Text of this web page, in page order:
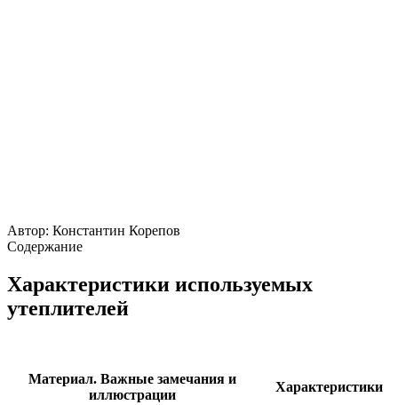
Автор: Константин Корепов
Содержание
Характеристики используемых
утеплителей
Материал. Важные замечания и
иллюстрации
Характеристики